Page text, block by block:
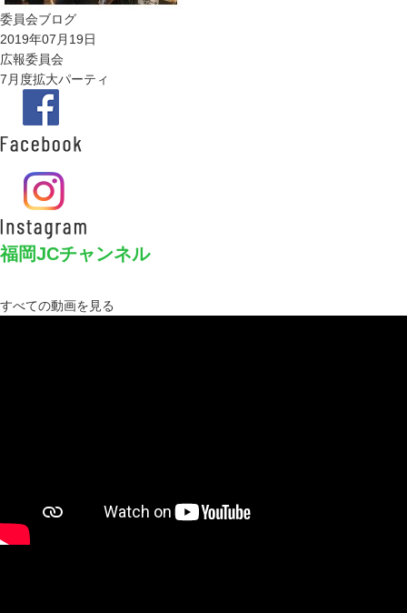
委員会ブログ
2019年07月19日
広報委員会
7月度拡大パーティ
福岡JCチャンネル
すべての動画を見る